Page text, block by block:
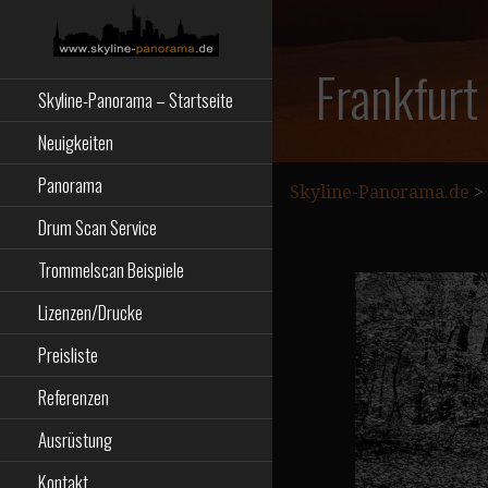
SKYLINE-
PANORAMA.DE
Skyline-Panorama – Startseite
Neuigkeiten
Panorama
Drum Scan Service
Trommelscan Beispiele
Lizenzen/Drucke
Preisliste
Referenzen
Ausrüstung
Kontakt
Skyline-Panorama.de >